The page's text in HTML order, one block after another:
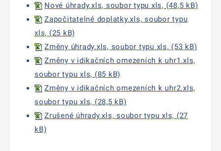
Nové úhrady.xls, soubor typu xls, (48,5 kB)
Započitatelné doplatky.xls, soubor typu
xls, (25 kB)
Změny úhrady.xls, soubor typu xls, (53 kB)
Změny v idikačních omezeních k uhr1.xls,
soubor typu xls, (85 kB)
Změny v idikačních omezeních k uhr2.xls,
soubor typu xls, (28,5 kB)
Zrušené úhrady.xls, soubor typu xls, (27
kB)